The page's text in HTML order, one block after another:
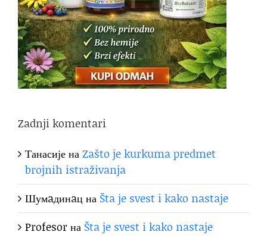
Zadnji komentari
ТанасијенаZašto je kurkuma predmet
brojnih istraživanja
Шумaдинaцна Šta je svest i kako nastaje
Profesorна Šta je svest i kako nastaje